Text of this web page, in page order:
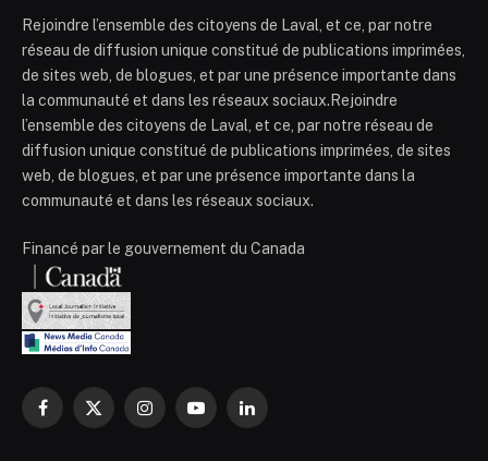
Rejoindre l’ensemble des citoyens de Laval, et ce, par notre
réseau de diffusion unique constitué de publications imprimées,
de sites web, de blogues, et par une présence importante dans
la communauté et dans les réseaux sociaux.Rejoindre
l’ensemble des citoyens de Laval, et ce, par notre réseau de
diffusion unique constitué de publications imprimées, de sites
web, de blogues, et par une présence importante dans la
communauté et dans les réseaux sociaux.
Financé par le gouvernement du Canada
Facebook
X
InstagramYouTubeLinkedIn